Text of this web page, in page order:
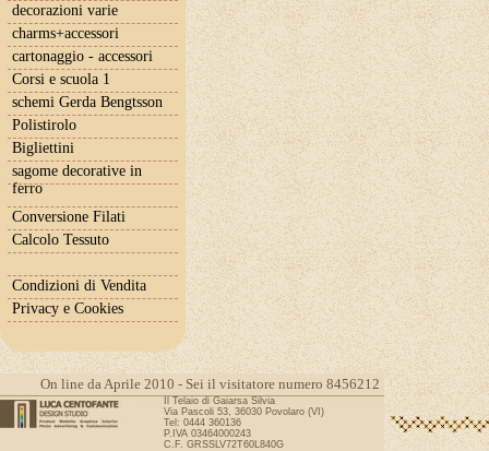
decorazioni varie
charms+accessori
cartonaggio - accessori
Corsi e scuola 1
schemi Gerda Bengtsson
Polistirolo
Bigliettini
sagome decorative in
ferro
Conversione Filati
Calcolo Tessuto
Condizioni di Vendita
Privacy e Cookies
On line da Aprile 2010 - Sei il visitatore numero 8456212
Il Telaio di Gaiarsa Silvia
Via Pascoli 53, 36030 Povolaro (VI)
Tel: 0444 360136
P.IVA 03464000243
C.F. GRSSLV72T60L840G